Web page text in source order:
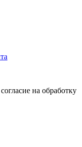
на обработку